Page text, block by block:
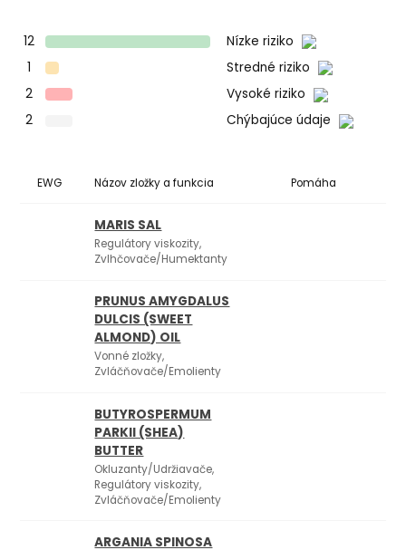
12
Nízke riziko
1
Stredné riziko
2
Vysoké riziko
2
Chýbajúce údaje
EWG Názov zložky a funkcia Pomáha
MARIS SAL
Regulátory viskozity,
Zvlhčovače/Humektanty
PRUNUS AMYGDALUS
DULCIS (SWEET
ALMOND) OIL
Vonné zložky,
Zvláčňovače/Emolienty
BUTYROSPERMUM
PARKII (SHEA)
BUTTER
Okluzanty/Udržiavače,
Regulátory viskozity,
Zvláčňovače/Emolienty
ARGANIA SPINOSA